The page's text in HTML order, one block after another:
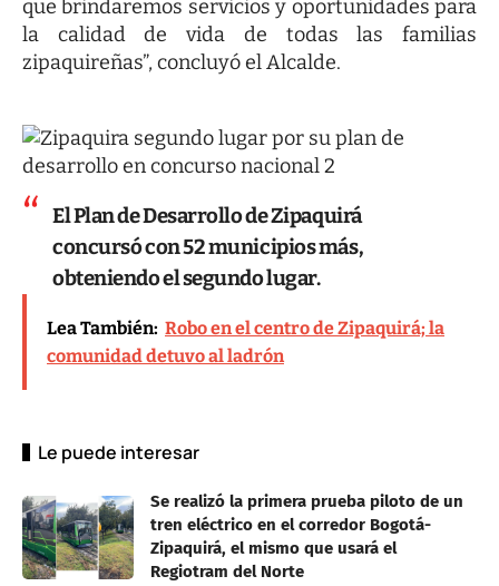
que brindaremos servicios y oportunidades para
la calidad de vida de todas las familias
zipaquireñas”, concluyó el Alcalde.
El Plan de Desarrollo de Zipaquirá
concursó con 52 municipios más,
obteniendo el segundo lugar.
Lea También: Robo en el centro de Zipaquirá; la
comunidad detuvo al ladrón
Le puede interesar
Se realizó la primera prueba piloto de un
tren eléctrico en el corredor Bogotá-
Zipaquirá, el mismo que usará el
Regiotram del Norte